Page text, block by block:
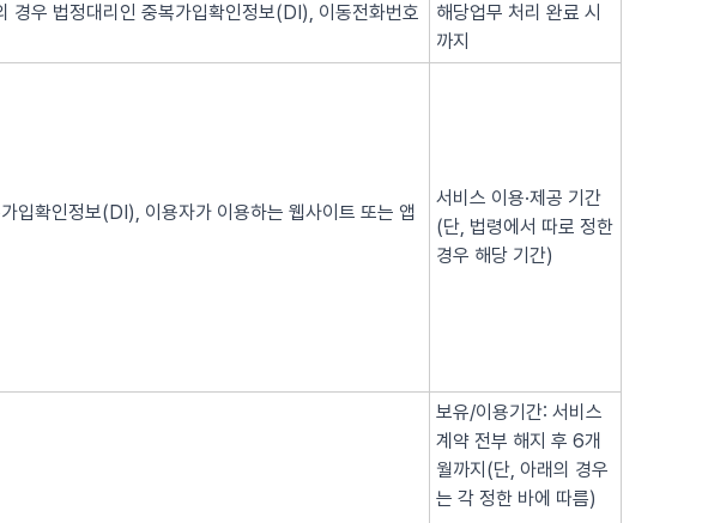
경우 법정대리인 중복가입확인정보(DI), 이동전화번호
해당업무 처리 완료 시
까지
입확인정보(DI), 이용자가 이용하는 웹사이트 또는 앱
서비스 이용·제공 기간
(단, 법령에서 따로 정한
경우 해당 기간)
보유/이용기간: 서비스
계약 전부 해지 후 6개
월까지(단, 아래의 경우
는 각 정한 바에 따름)